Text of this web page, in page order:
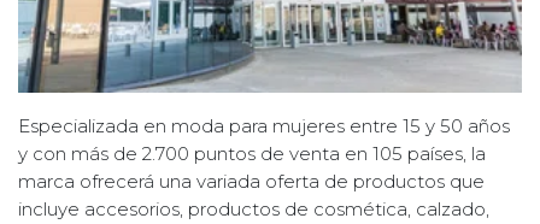
Especializada en moda para mujeres entre 15 y 50 años
y con más de 2.700 puntos de venta en 105 países, la
marca ofrecerá una variada oferta de productos que
incluye accesorios, productos de cosmética, calzado,